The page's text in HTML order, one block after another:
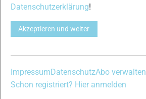
Datenschutzerklärung!
Akzeptieren und weiter
ImpressumDatenschutzAbo verwalten
Schon registriert? Hier anmelden